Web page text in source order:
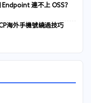
連不上 OSS？
海外手機號繞過技巧